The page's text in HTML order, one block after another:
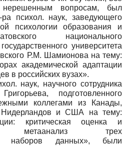
вопросам, был
психол. наук, заведующего
психологии образования и
национального
университета
Р.М. Шамионова на тему:
академической адаптации
в российских вузах».
наук, научного сотрудника
подготовленного
коллегами из Канады,
Нидерландов и США на тему:
критическая оценка и
метаанализ трех
наборов данных», были